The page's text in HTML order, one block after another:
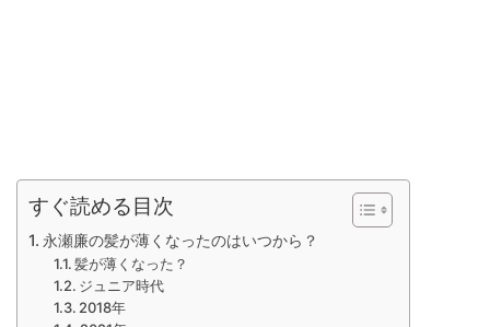
すぐ読める目次
永瀬廉の髪が薄くなったのはいつから？
髪が薄くなった？
ジュニア時代
2018年